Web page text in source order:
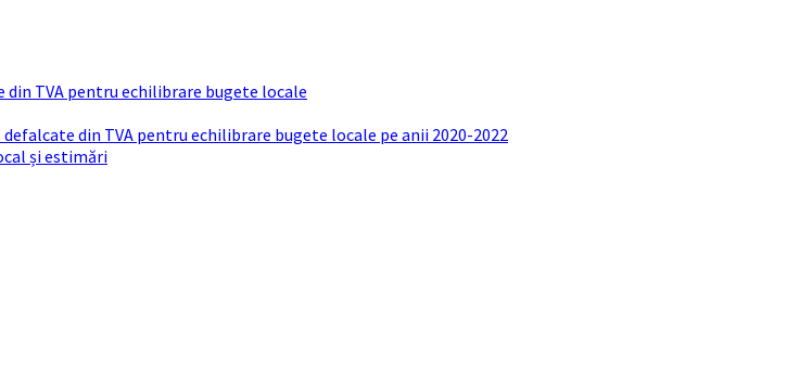
din TVA pentru echilibrare bugete locale
din TVA pentru echilibrare bugete locale pe anii 2020-2022
și estimări